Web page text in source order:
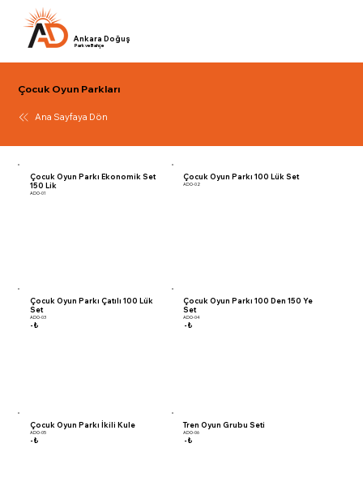
Ankara Doğuş
Park ve Bahçe
Çocuk Oyun Parkı Ekonomik Set
150 Lik
ADO-01
Çocuk Oyun Parkı 100 Lük Set
ADO-02
Çocuk Oyun Parkı Çatılı 100 Lük
Set
ADO-03
-₺
Çocuk Oyun Parkı 100 Den 150 Ye
Set
ADO-04
-₺
Çocuk Oyun Parkı İkili Kule
ADO-05
-₺
Tren Oyun Grubu Seti
ADO-06
-₺
Çocuk Oyun Parkları
Ana Sayfaya Dön